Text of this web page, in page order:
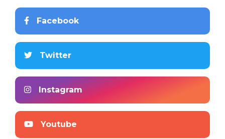
Facebook
Twitter
Instagram
Youtube